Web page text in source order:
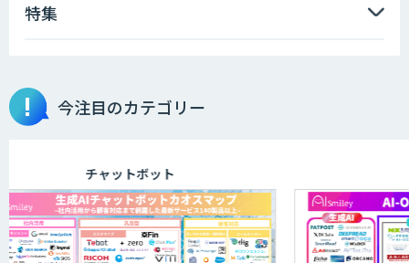
ソフトクリエイトのAI開発サービス
APTOのAI受託開発
特集
今注目のカテゴリー
チャットボット